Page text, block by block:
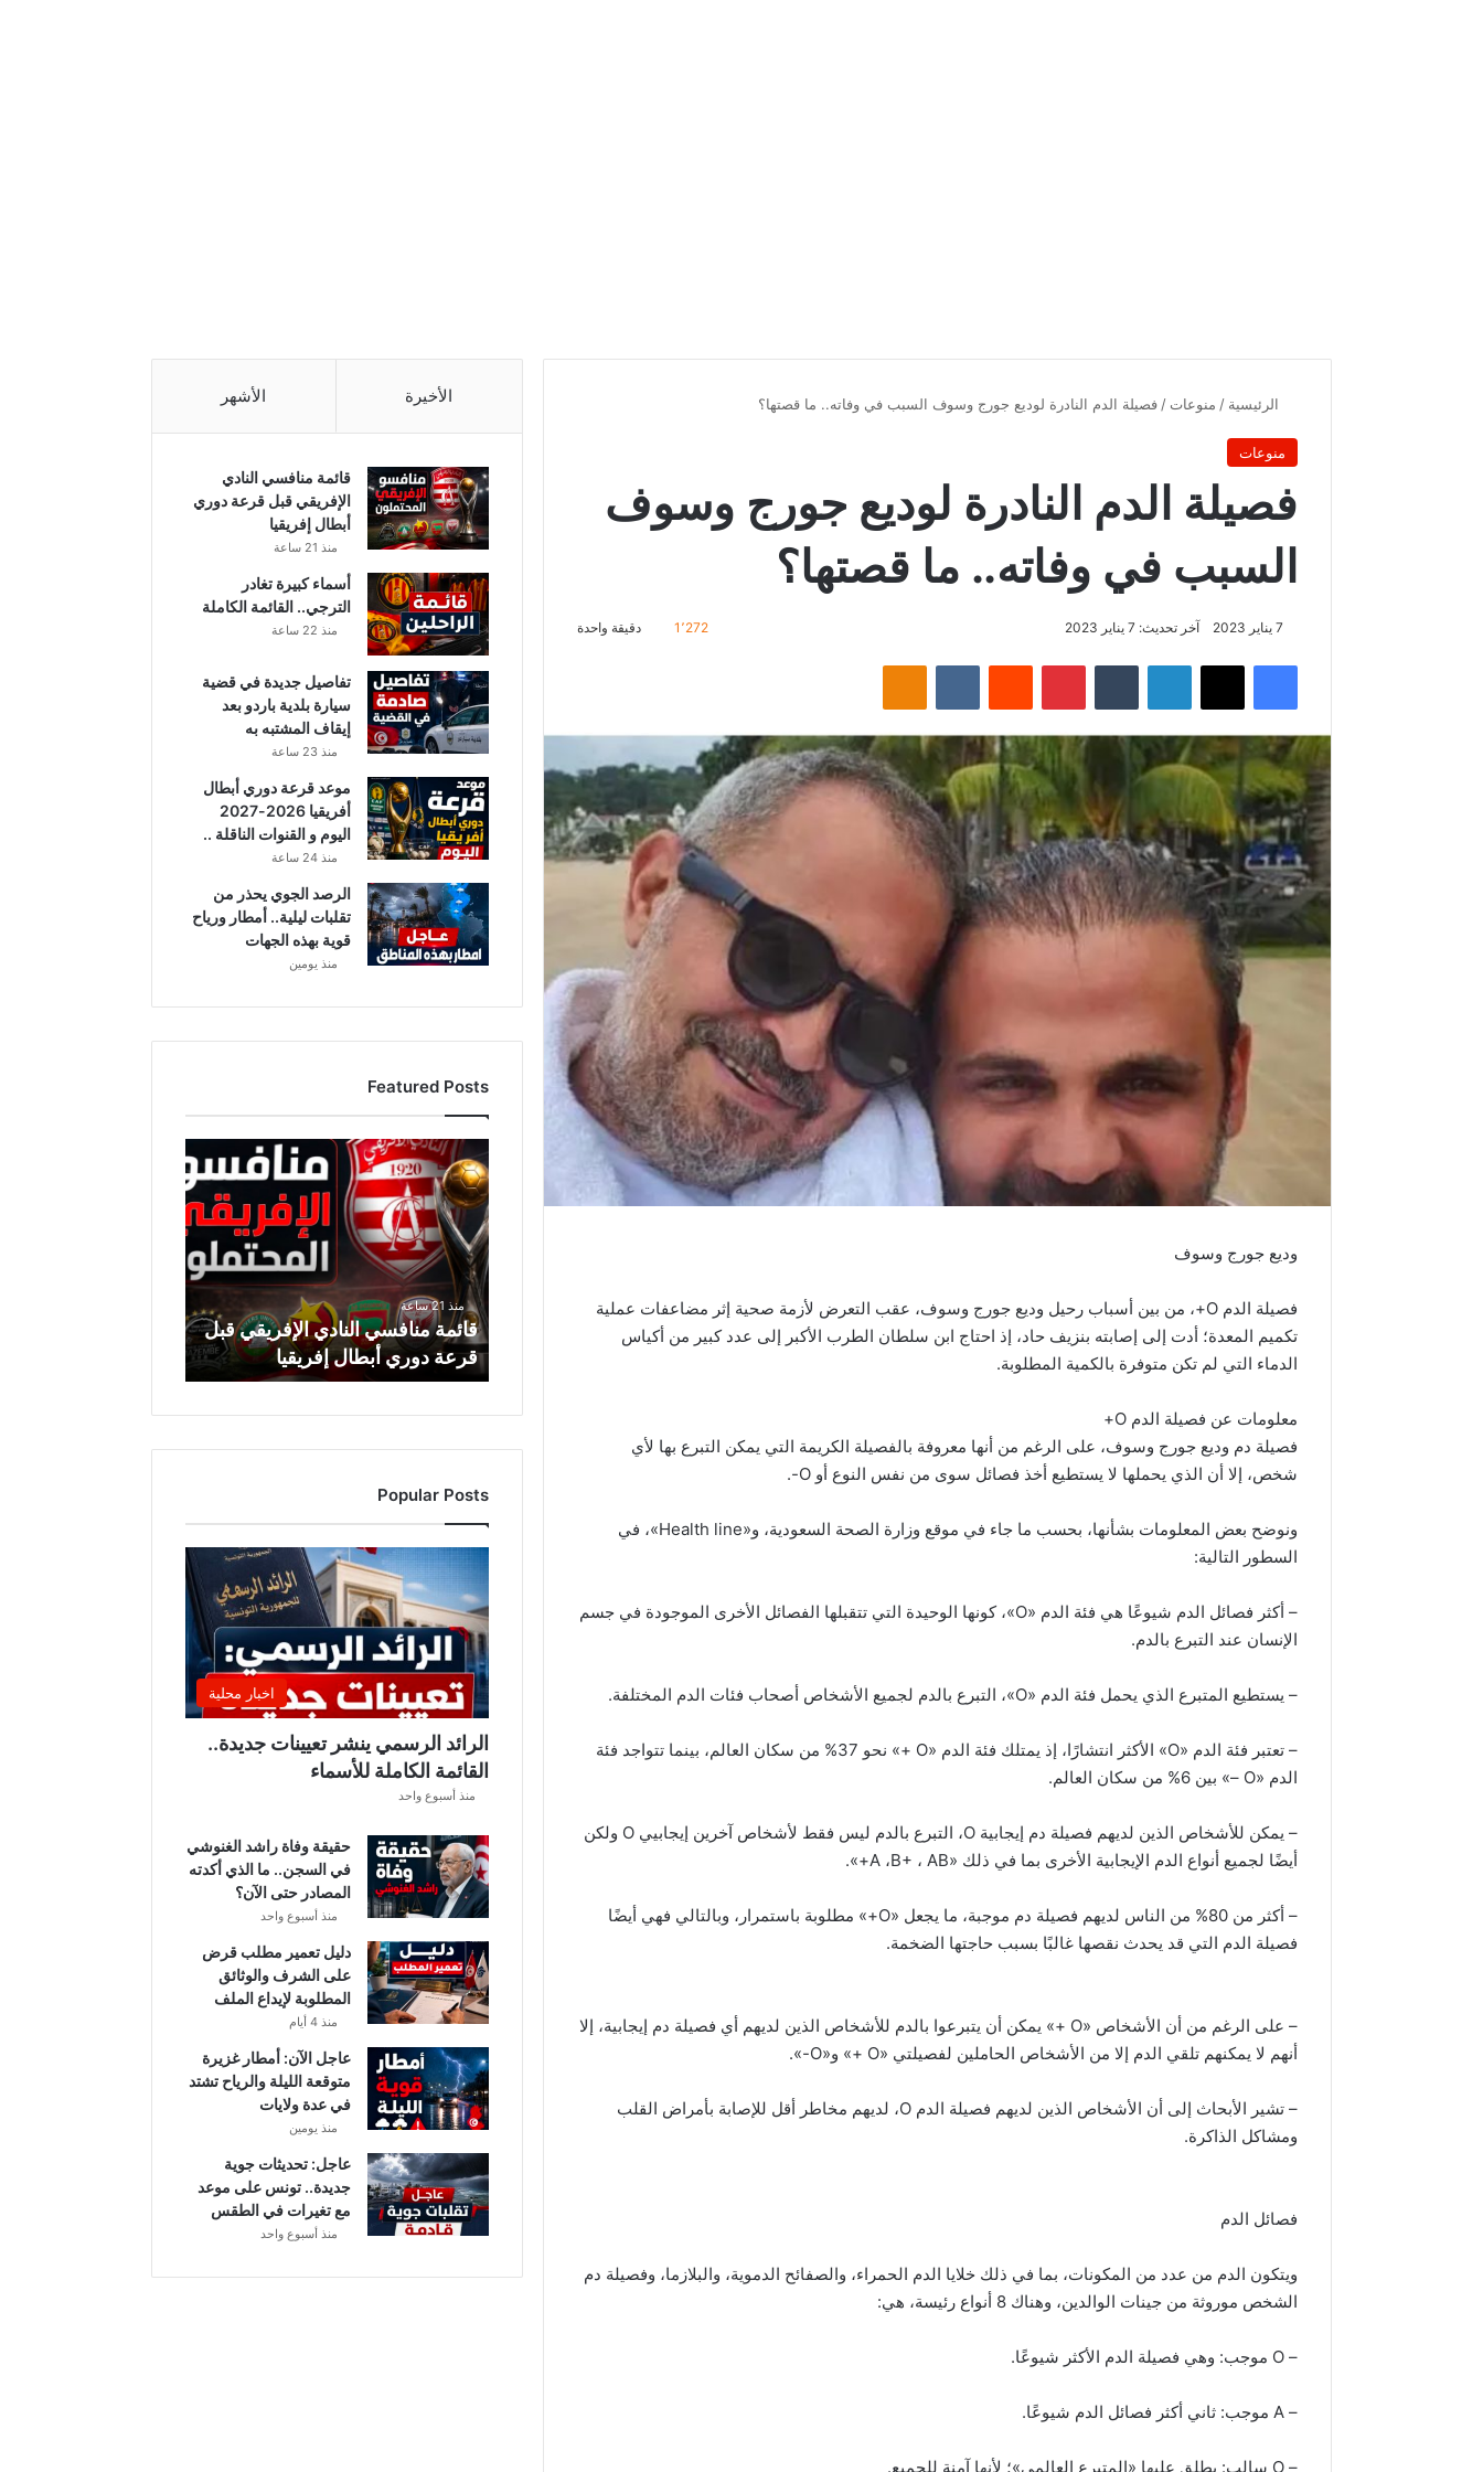
الرئيسية / منوعات / فصيلة الدم النادرة لوديع جورج وسوف السبب في وفاته.. ما قصتها؟
منوعات
فصيلة الدم النادرة لوديع جورج وسوف
السبب في وفاته.. ما قصتها؟
7 يناير 2023 آخر تحديث: 7 يناير 2023 1٬272 دقيقة واحدة
فيسبوك ‫X لينكدإن بينتيريست Odnoklassniki
وديع جورج وسوف
فصيلة الدم O+، من بين أسباب رحيل وديع جورج وسوف، عقب التعرض لأزمة صحية إثر مضاعفات عملية
تكميم المعدة؛ أدت إلى إصابته بنزيف حاد، إذ احتاج ابن سلطان الطرب الأكبر إلى عدد كبير من أكياس
الدماء التي لم تكن متوفرة بالكمية المطلوبة.
معلومات عن فصيلة الدم O+
فصيلة دم وديع جورج وسوف، على الرغم من أنها معروفة بالفصيلة الكريمة التي يمكن التبرع بها لأي
شخص، إلا أن الذي يحملها لا يستطيع أخذ فصائل سوى من نفس النوع أو O-.
ونوضح بعض المعلومات بشأنها، بحسب ما جاء في موقع وزارة الصحة السعودية، و«Health line»، في
السطور التالية:
– أكثر فصائل الدم شيوعًا هي فئة الدم «O»، كونها الوحيدة التي تتقبلها الفصائل الأخرى الموجودة في جسم
الإنسان عند التبرع بالدم.
– يستطيع المتبرع الذي يحمل فئة الدم «O»، التبرع بالدم لجميع الأشخاص أصحاب فئات الدم المختلفة.
– تعتبر فئة الدم «O» الأكثر انتشارًا، إذ يمتلك فئة الدم «O +» نحو 37% من سكان العالم، بينما تتواجد فئة
الدم «O –» بين 6% من سكان العالم.
– يمكن للأشخاص الذين لديهم فصيلة دم إيجابية O، التبرع بالدم ليس فقط لأشخاص آخرين إيجابيي O ولكن
أيضًا لجميع أنواع الدم الإيجابية الأخرى بما في ذلك «A ،B+ ، AB+».
– أكثر من 80% من الناس لديهم فصيلة دم موجبة، ما يجعل «O+» مطلوبة باستمرار، وبالتالي فهي أيضًا
فصيلة الدم التي قد يحدث نقصها غالبًا بسبب حاجتها الضخمة.
– على الرغم من أن الأشخاص «O +» يمكن أن يتبرعوا بالدم للأشخاص الذين لديهم أي فصيلة دم إيجابية، إلا
أنهم لا يمكنهم تلقي الدم إلا من الأشخاص الحاملين لفصيلتي «O +» و«O-».
– تشير الأبحاث إلى أن الأشخاص الذين لديهم فصيلة الدم O، لديهم مخاطر أقل للإصابة بأمراض القلب
ومشاكل الذاكرة.
فصائل الدم
ويتكون الدم من عدد من المكونات، بما في ذلك خلايا الدم الحمراء، والصفائح الدموية، والبلازما، وفصيلة دم
الشخص موروثة من جينات الوالدين، وهناك 8 أنواع رئيسة، هي:
– O موجب: وهي فصيلة الدم الأكثر شيوعًا.
– A موجب: ثاني أكثر فصائل الدم شيوعًا.
– O سالب: يطلق عليها «المتبرع العالمي»؛ لأنها آمنة للجميع.
الأخيرة الأشهر
قائمة منافسي النادي
الإفريقي قبل قرعة دوري
أبطال إفريقيا
منذ 21 ساعة
أسماء كبيرة تغادر
الترجي.. القائمة الكاملة
منذ 22 ساعة
تفاصيل جديدة في قضية
سيارة بلدية باردو بعد
إيقاف المشتبه به
منذ 23 ساعة
موعد قرعة دوري أبطال
أفريقيا 2026-2027
اليوم و القنوات الناقلة ..
منذ 24 ساعة
الرصد الجوي يحذر من
تقلبات ليلية.. أمطار ورياح
قوية بهذه الجهات
منذ يومين
Featured Posts
قائمة
منافسي
النادي
الإفريقي
قبل
قرعة
دوري
أبطال
إفريقيا
منذ 21 ساعة
قائمة منافسي النادي الإفريقي قبل
قرعة دوري أبطال إفريقيا
Popular Posts
اخبار محلية
الرائد الرسمي ينشر تعيينات جديدة..
القائمة الكاملة للأسماء
منذ أسبوع واحد
حقيقة وفاة راشد الغنوشي
في السجن.. ما الذي أكدته
المصادر حتى الآن؟
منذ أسبوع واحد
دليل تعمير مطلب قرض
على الشرف والوثائق
المطلوبة لإيداع الملف
منذ 4 أيام
عاجل الآن: أمطار غزيرة
متوقعة الليلة والرياح تشتد
في عدة ولايات
منذ يومين
عاجل: تحديثات جوية
جديدة.. تونس على موعد
مع تغيرات في الطقس
منذ أسبوع واحد